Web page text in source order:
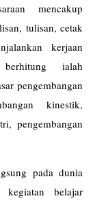
mencakup
tulisan, cetak
kerjaan
berhitung ialah
pengembangan
kinestik,
pengembangan
pada dunia
belajar